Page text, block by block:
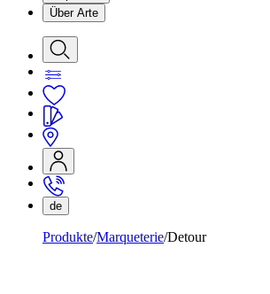
Über Arte
de
Produkte Marqueterie Detour